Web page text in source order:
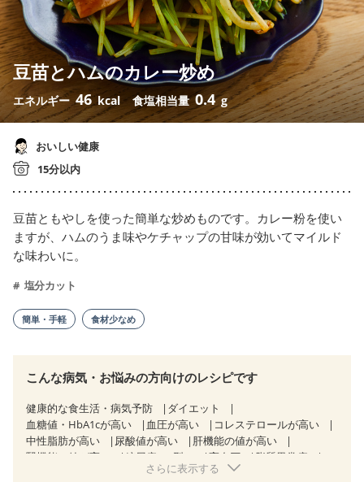
豆苗とハムのカレー炒め
エネルギー 46 kcal 食塩相当量0.4 g
おいしい健康
15分以内
豆苗ともやしを使った簡単な炒めものです。カレー粉を使い
ますが、ハムのうま味やケチャップの甘味が効いてマイルド
な味わいに。
塩分カット
簡単・手軽 食材少なめ
こんな病気・お悩みの方向けのレシピです
健康的な食生活・病気予防
ダイエット
血糖値・HbA1cが高い
血圧が高い
コレステロールが高い
中性脂肪が高い
尿酸値が高い
肝機能の値が高い
腎機能の値が高い
糖尿病（2型） 高血圧
脂質異常症
狭心症 心筋梗塞
さらに表示する